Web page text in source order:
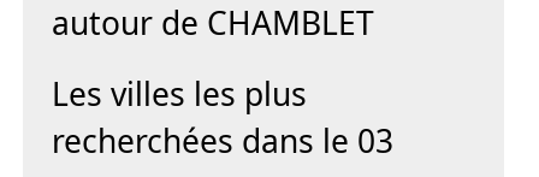
autour de CHAMBLET
Les villes les plus
recherchées dans le 03